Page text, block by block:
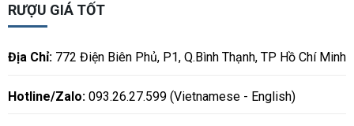
RƯỢU GIÁ TỐT
Địa Chỉ:772 Điện Biên Phủ, P1, Q.Bình Thạnh, TP Hồ Chí Minh
Hotline/Zalo:093.26.27.599 (Vietnamese - English)